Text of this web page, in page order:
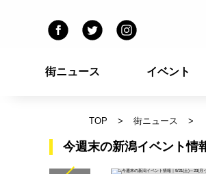
街ニュース イベント
TOP 街ニュース
今週末の新潟イベント情